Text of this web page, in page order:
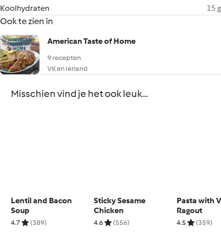
Koolhydraten
15 g
Ook te zien in
American Taste of Home
9 recepten
VK en Ierland
Misschien vind je het ook leuk...
Lentil and Bacon
Soup
4.7 (389)
Sticky Sesame
Chicken
4.6 (556)
Pasta with
Ragout
4.5 (359)